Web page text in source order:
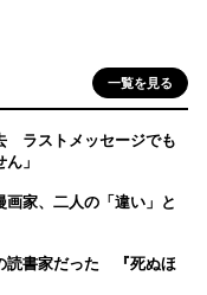
一覧を見る
ラストメッセージでも
」
家、二人の「違い」と
読書家だった 『死ぬほ